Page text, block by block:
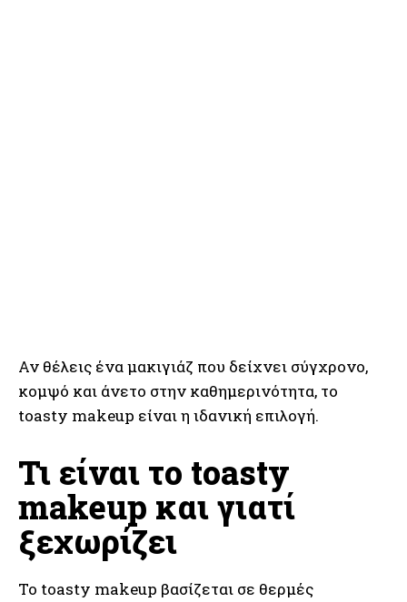
Αν θέλεις ένα μακιγιάζ που δείχνει σύγχρονο,
κομψό και άνετο στην καθημερινότητα, το
toasty makeup είναι η ιδανική επιλογή.
Τι είναι το toasty
makeup και γιατί
ξεχωρίζει
Το toasty makeup βασίζεται σε θερμές